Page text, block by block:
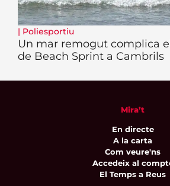
| Poliesportiu
Un mar remogut complica
de Beach Sprint a Cambrils
Mira’t
En directe
A la carta
Com veure'ns
Accedeix al
El Temps a Reus